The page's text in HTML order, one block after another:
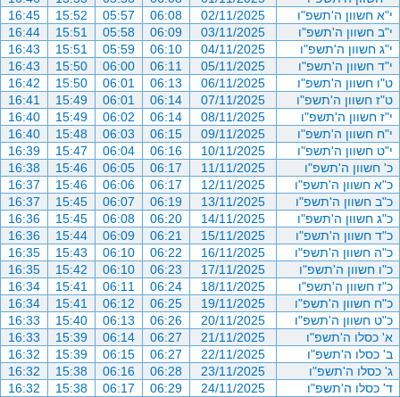
י"א חשוון ה'תשפ"ו
02/11/2025
06:08
05:57
15:52
16:45
י"ב חשוון ה'תשפ"ו
03/11/2025
06:09
05:58
15:51
16:44
י"ג חשוון ה'תשפ"ו
04/11/2025
06:10
05:59
15:51
16:43
י"ד חשוון ה'תשפ"ו
05/11/2025
06:11
06:00
15:50
16:43
ט"ו חשוון ה'תשפ"ו
06/11/2025
06:13
06:01
15:50
16:42
ט"ז חשוון ה'תשפ"ו
07/11/2025
06:14
06:01
15:49
16:41
י"ז חשוון ה'תשפ"ו
08/11/2025
06:14
06:02
15:49
16:40
י"ח חשוון ה'תשפ"ו
09/11/2025
06:15
06:03
15:48
16:40
י"ט חשוון ה'תשפ"ו
10/11/2025
06:16
06:04
15:47
16:39
כ' חשוון ה'תשפ"ו
11/11/2025
06:17
06:05
15:46
16:38
כ"א חשוון ה'תשפ"ו
12/11/2025
06:17
06:06
15:46
16:37
כ"ב חשוון ה'תשפ"ו
13/11/2025
06:19
06:07
15:45
16:37
כ"ג חשוון ה'תשפ"ו
14/11/2025
06:20
06:08
15:45
16:36
כ"ד חשוון ה'תשפ"ו
15/11/2025
06:21
06:09
15:44
16:36
כ"ה חשוון ה'תשפ"ו
16/11/2025
06:22
06:10
15:43
16:35
כ"ו חשוון ה'תשפ"ו
17/11/2025
06:23
06:10
15:42
16:35
כ"ז חשוון ה'תשפ"ו
18/11/2025
06:24
06:11
15:41
16:34
כ"ח חשוון ה'תשפ"ו
19/11/2025
06:25
06:12
15:41
16:34
כ"ט חשוון ה'תשפ"ו
20/11/2025
06:26
06:13
15:40
16:33
א' כסלו ה'תשפ"ו
21/11/2025
06:27
06:14
15:39
16:33
ב' כסלו ה'תשפ"ו
22/11/2025
06:27
06:15
15:39
16:32
ג' כסלו ה'תשפ"ו
23/11/2025
06:28
06:16
15:38
16:32
ד' כסלו ה'תשפ"ו
24/11/2025
06:29
06:17
15:38
16:32